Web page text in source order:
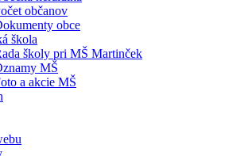
občanov
obce
škola
školy pri MŠ Martinček
MŠ
a akcie MŠ